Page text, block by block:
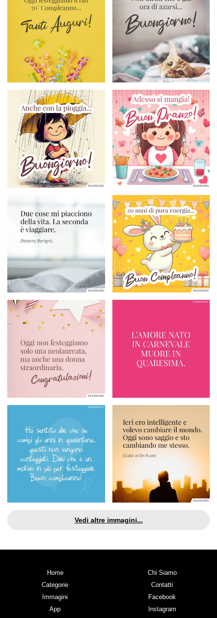
Vedi altre immagini...
Home
Categorie
Immagini
App
Chi Siamo
Contatti
Facebook
Instagram